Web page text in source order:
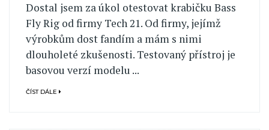
Dostal jsem za úkol otestovat krabičku Bass
Fly Rig od firmy Tech 21. Od firmy, jejímž
výrobkům dost fandím a mám s nimi
dlouholeté zkušenosti. Testovaný přístroj je
basovou verzí modelu ...
ČÍST DÁLE